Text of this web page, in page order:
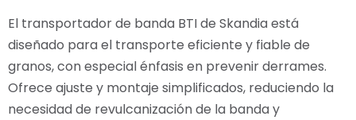
El transportador de banda BTI de Skandia está
diseñado para el transporte eficiente y fiable de
granos, con especial énfasis en prevenir derrames.
Ofrece ajuste y montaje simplificados, reduciendo la
necesidad de revulcanización de la banda y